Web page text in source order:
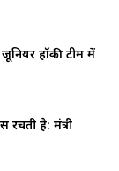
हॉकी टीम में
रचती है: मंत्री